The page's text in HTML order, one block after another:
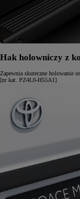
Hak holowniczy z
Zapewnia skuteczne holowanie
[nr kat. PZ4L0-H55A1]